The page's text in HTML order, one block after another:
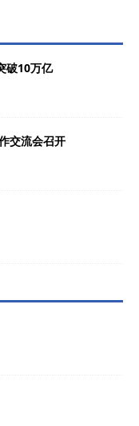
破10万亿
交流会召开